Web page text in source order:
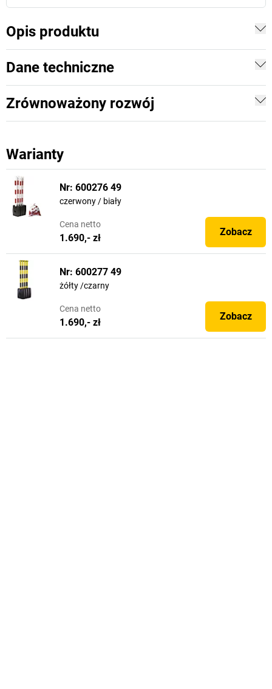
Opis produktu
Dane techniczne
Zrównoważony rozwój
Warianty
Nr: 600276 49
czerwony / biały
Cena netto
1.690,- zł
Zobacz
Nr: 600277 49
żółty /czarny
Cena netto
1.690,- zł
Zobacz